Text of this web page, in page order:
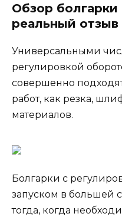
Обзор болгарки
реальный отзыв
Универсальными
регулировкой
совершенно
работ, как резка,
материалов.
Болгарки с
запуском в большей
тогда, когда